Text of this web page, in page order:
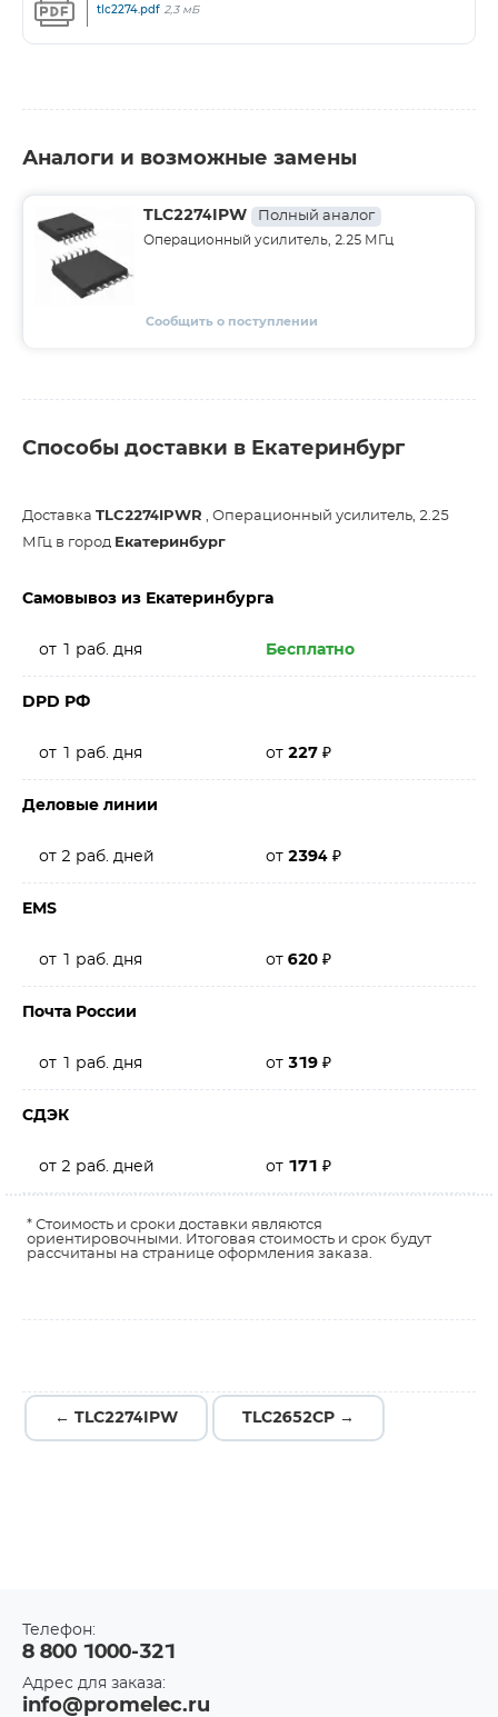
tlc2274.pdf 2,3 мБ
Аналоги и возможные замены
TLC2274IPW Полный аналог
Операционный усилитель, 2.25 МГц
Сообщить о поступлении
Способы доставки в Екатеринбург
Доставка TLC2274IPWR , Операционный усилитель, 2.25
МГц в город Екатеринбург
Самовывоз из Екатеринбурга
от 1 раб. дня Бесплатно
DPD РФ
от 1 раб. дня от 227 ₽
Деловые линии
от 2 раб. дней от 2394 ₽
EMS
от 1 раб. дня от 620 ₽
Почта России
от 1 раб. дня от 319 ₽
СДЭК
от 2 раб. дней от 171 ₽
* Стоимость и сроки доставки являются
ориентировочными. Итоговая стоимость и срок будут
рассчитаны на странице оформления заказа.
← TLC2274IPW TLC2652CP →
Телефон:
8 800 1000-321
Адрес для заказа:
info@promelec.ru